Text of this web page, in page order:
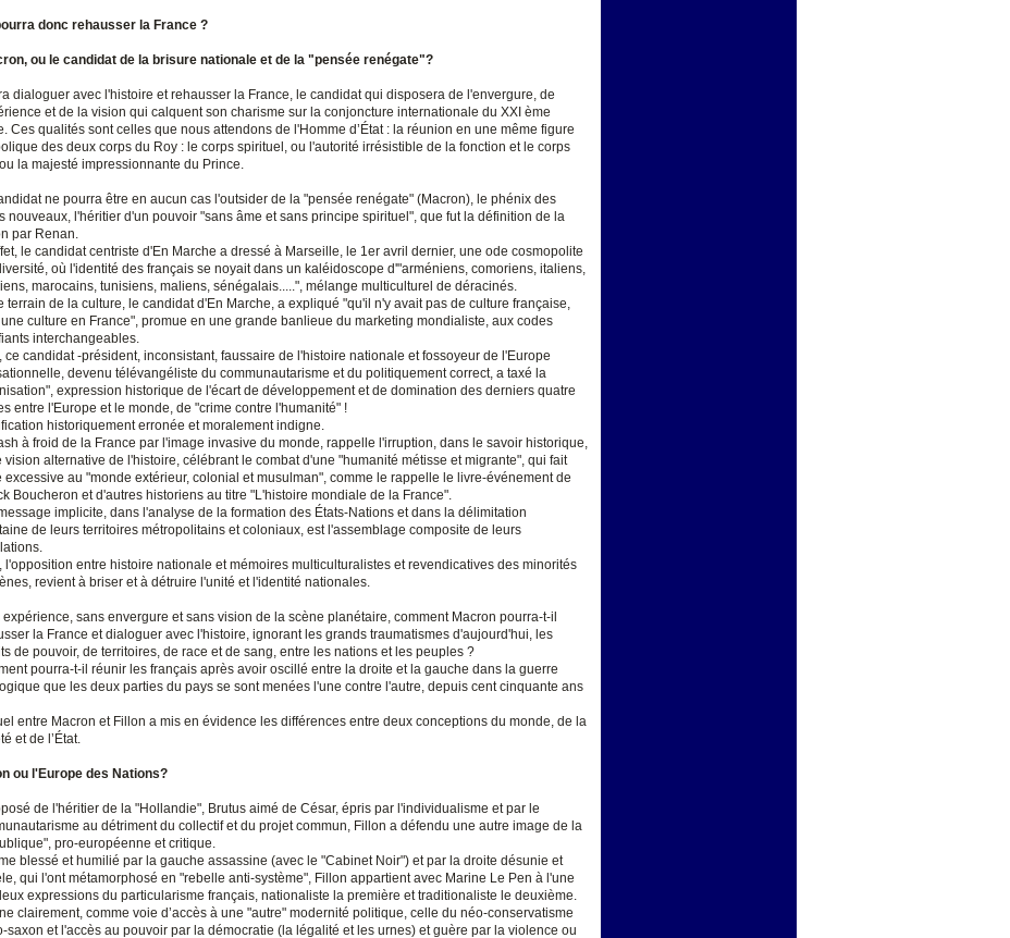
donc rehausser la France ?
ou le candidat de la brisure nationale et de la "pensée renégate"?
dialoguer avec l'histoire et rehausser la France, le candidat qui disposera de l'envergure, de
et de la vision qui calquent son charisme sur la conjoncture internationale du XXI ème
Ces qualités sont celles que nous attendons de l'Homme d’État : la réunion en une même figure
des deux corps du Roy : le corps spirituel, ou l'autorité irrésistible de la fonction et le corps
la majesté impressionnante du Prince.
ne pourra être en aucun cas l'outsider de la "pensée renégate" (Macron), le phénix des
nouveaux, l'héritier d'un pouvoir "sans âme et sans principe spirituel", que fut la définition de la
par Renan.
le candidat centriste d'En Marche a dressé à Marseille, le 1er avril dernier, une ode cosmopolite
où l'identité des français se noyait dans un kaléidoscope d'"arméniens, comoriens, italiens,
marocains, tunisiens, maliens, sénégalais.....", mélange multiculturel de déracinés.
terrain de la culture, le candidat d'En Marche, a expliqué "qu'il n'y avait pas de culture française,
culture en France", promue en une grande banlieue du marketing mondialiste, aux codes
interchangeables.
ce candidat -président, inconsistant, faussaire de l'histoire nationale et fossoyeur de l'Europe
devenu télévangéliste du communautarisme et du politiquement correct, a taxé la
expression historique de l'écart de développement et de domination des derniers quatre
entre l'Europe et le monde, de "crime contre l'humanité" !
historiquement erronée et moralement indigne.
à froid de la France par l'image invasive du monde, rappelle l'irruption, dans le savoir historique,
vision alternative de l'histoire, célébrant le combat d'une "humanité métisse et migrante", qui fait
excessive au "monde extérieur, colonial et musulman", comme le rappelle le livre-événement de
Boucheron et d'autres historiens au titre "L'histoire mondiale de la France".
implicite, dans l'analyse de la formation des États-Nations et dans la délimitation
de leurs territoires métropolitains et coloniaux, est l'assemblage composite de leurs
l'opposition entre histoire nationale et mémoires multiculturalistes et revendicatives des minorités
revient à briser et à détruire l'unité et l'identité nationales.
expérience, sans envergure et sans vision de la scène planétaire, comment Macron pourra-t-il
la France et dialoguer avec l'histoire, ignorant les grands traumatismes d'aujourd'hui, les
de pouvoir, de territoires, de race et de sang, entre les nations et les peuples ?
pourra-t-il réunir les français après avoir oscillé entre la droite et la gauche dans la guerre
que les deux parties du pays se sont menées l'une contre l'autre, depuis cent cinquante ans
entre Macron et Fillon a mis en évidence les différences entre deux conceptions du monde, de la
et de l’État.
ou l'Europe des Nations?
de l'héritier de la "Hollandie", Brutus aimé de César, épris par l'individualisme et par le
au détriment du collectif et du projet commun, Fillon a défendu une autre image de la
pro-européenne et critique.
blessé et humilié par la gauche assassine (avec le "Cabinet Noir") et par la droite désunie et
qui l'ont métamorphosé en "rebelle anti-système", Fillon appartient avec Marine Le Pen à l'une
expressions du particularisme français, nationaliste la première et traditionaliste le deuxième.
clairement, comme voie d’accès à une "autre" modernité politique, celle du néo-conservatisme
saxon et l'accès au pouvoir par la démocratie (la légalité et les urnes) et guère par la violence ou